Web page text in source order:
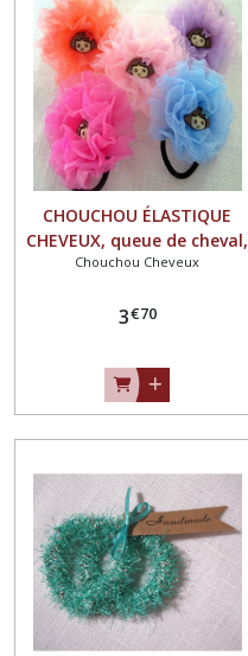
CHOUCHOU ÉLASTIQUE
CHEVEUX, queue de cheval,
Fleur rosace en voile
fille ** 8 cm ** Fait main -
Chouchou Cheveux
3€70